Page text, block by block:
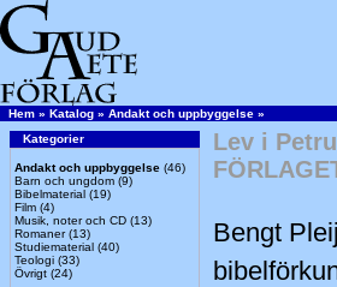
Hem » Katalog » Andakt och uppbyggelse »
Kategorier
Andakt och uppbyggelse (46)
Barn och ungdom (9)
Bibelmaterial (19)
Film (4)
Musik, noter och CD (13)
Romaner(13)
Studiematerial (40)
Teologi (33)
Övrigt (24)
Lev i
Bengt